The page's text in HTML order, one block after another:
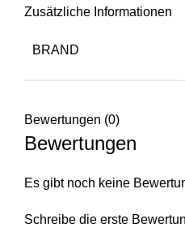
Zusätzliche Informationen
BRAND
Bewertungen (0)
Bewertungen
Es gibt noch keine
Schreibe die erste